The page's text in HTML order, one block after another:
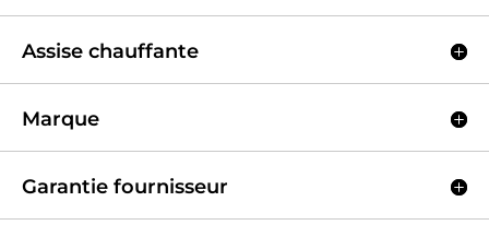
Assise chauffante
Marque
Garantie fournisseur